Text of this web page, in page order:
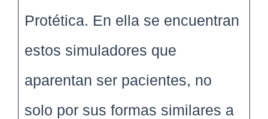
Protética. En ella se encuentran
estos simuladores que
aparentan ser pacientes, no
solo por sus formas similares a